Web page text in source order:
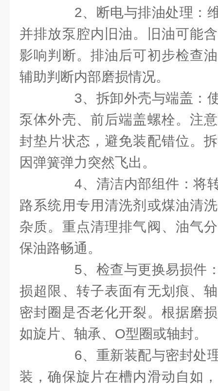
2、断电与排油处理：维
并排放泵腔内旧油。旧油可能
影响判断。排油后可初步检查
辅助判断内部磨损情况。
3、拆卸外壳与端盖：使
泵体外壳、前后端盖螺栓。注
封垫片状态，避免装配错位。
因弹簧弹力突然飞出。
4、清洁内部组件：将转
路系统用专用清洗剂或煤油清
杂质。重点清理排气阀、油气
保油路畅通。
5、检查与更换易损件：
损超限、转子表面有无划痕、
密封圈是否老化开裂。根据磨
如旋片、轴承、O型圈或轴封。
6、重新装配与密封处理
装，确保旋片在槽内滑动自如